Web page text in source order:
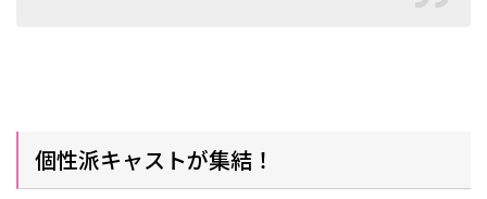
個性派キャストが集結！